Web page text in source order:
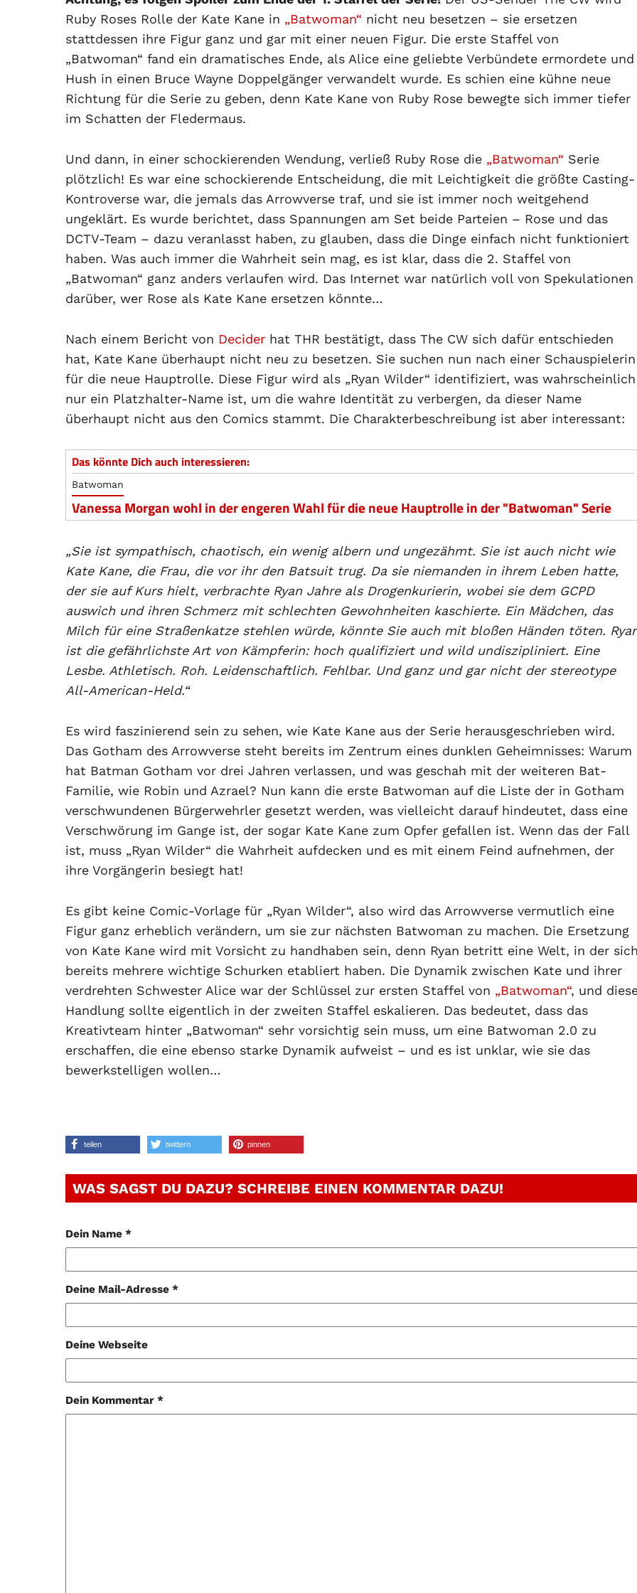
Ruby Roses Rolle der Kate Kane in „Batwoman“ nicht neu besetzen – sie ersetzen
stattdessen ihre Figur ganz und gar mit einer neuen Figur. Die erste Staffel von
„Batwoman“ fand ein dramatisches Ende, als Alice eine geliebte Verbündete ermordete und
Hush in einen Bruce Wayne Doppelgänger verwandelt wurde. Es schien eine kühne neue
Richtung für die Serie zu geben, denn Kate Kane von Ruby Rose bewegte sich immer tiefer
im Schatten der Fledermaus.
Und dann, in einer schockierenden Wendung, verließ Ruby Rose die „Batwoman“ Serie
plötzlich! Es war eine schockierende Entscheidung, die mit Leichtigkeit die größte Casting-
Kontroverse war, die jemals das Arrowverse traf, und sie ist immer noch weitgehend
ungeklärt. Es wurde berichtet, dass Spannungen am Set beide Parteien – Rose und das
DCTV-Team – dazu veranlasst haben, zu glauben, dass die Dinge einfach nicht funktioniert
haben. Was auch immer die Wahrheit sein mag, es ist klar, dass die 2. Staffel von
„Batwoman“ ganz anders verlaufen wird. Das Internet war natürlich voll von Spekulationen
darüber, wer Rose als Kate Kane ersetzen könnte…
Nach einem Bericht von Decider hat THR bestätigt, dass The CW sich dafür entschieden
hat, Kate Kane überhaupt nicht neu zu besetzen. Sie suchen nun nach einer Schauspielerin
für die neue Hauptrolle. Diese Figur wird als „Ryan Wilder“ identifiziert, was wahrscheinlich
nur ein Platzhalter-Name ist, um die wahre Identität zu verbergen, da dieser Name
überhaupt nicht aus den Comics stammt. Die Charakterbeschreibung ist aber interessant:
Das könnte Dich auch interessieren:
Batwoman
Vanessa Morgan wohl in der engeren Wahl für die neue Hauptrolle in der "Batwoman" Serie
„Sie ist sympathisch, chaotisch, ein wenig albern und ungezähmt. Sie ist auch nicht wie
Kate Kane, die Frau, die vor ihr den Batsuit trug. Da sie niemanden in ihrem Leben hatte,
der sie auf Kurs hielt, verbrachte Ryan Jahre als Drogenkurierin, wobei sie dem GCPD
auswich und ihren Schmerz mit schlechten Gewohnheiten kaschierte. Ein Mädchen, das
Milch für eine Straßenkatze stehlen würde, könnte Sie auch mit bloßen Händen töten.
ist die gefährlichste Art von Kämpferin: hoch qualifiziert und wild undiszipliniert. Eine
Lesbe. Athletisch. Roh. Leidenschaftlich. Fehlbar. Und ganz und gar nicht der stereotype
All-American-Held.“
Es wird faszinierend sein zu sehen, wie Kate Kane aus der Serie herausgeschrieben wird.
Das Gotham des Arrowverse steht bereits im Zentrum eines dunklen Geheimnisses: Warum
hat Batman Gotham vor drei Jahren verlassen, und was geschah mit der weiteren Bat-
Familie, wie Robin und Azrael? Nun kann die erste Batwoman auf die Liste der in Gotham
verschwundenen Bürgerwehrler gesetzt werden, was vielleicht darauf hindeutet, dass eine
Verschwörung im Gange ist, der sogar Kate Kane zum Opfer gefallen ist. Wenn das der Fall
ist, muss „Ryan Wilder“ die Wahrheit aufdecken und es mit einem Feind aufnehmen, der
ihre Vorgängerin besiegt hat!
Es gibt keine Comic-Vorlage für „Ryan Wilder“, also wird das Arrowverse vermutlich eine
Figur ganz erheblich verändern, um sie zur nächsten Batwoman zu machen. Die Ersetzung
von Kate Kane wird mit Vorsicht zu handhaben sein, denn Ryan betritt eine Welt, in der
bereits mehrere wichtige Schurken etabliert haben. Die Dynamik zwischen Kate und ihrer
verdrehten Schwester Alice war der Schlüssel zur ersten Staffel von „Batwoman“, und
Handlung sollte eigentlich in der zweiten Staffel eskalieren. Das bedeutet, dass das
Kreativteam hinter „Batwoman“ sehr vorsichtig sein muss, um eine Batwoman 2.0 zu
erschaffen, die eine ebenso starke Dynamik aufweist – und es ist unklar, wie sie das
bewerkstelligen wollen…
teilen twittern pinnen
WAS SAGST DU DAZU? SCHREIBE EINEN KOMMENTAR DAZU!
Dein Name *
Deine Mail-Adresse *
Deine Webseite
Dein Kommentar *